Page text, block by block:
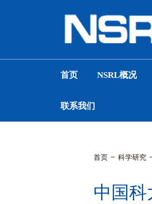
首页 NSRL概况
联系我们
首页 科学研究
中国